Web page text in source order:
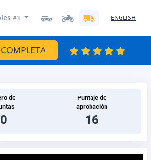
#1 ENGLISH
de
Puntaje de
aprobación
16